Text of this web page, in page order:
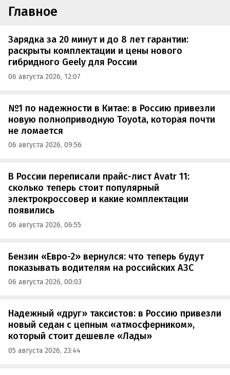
Главное
Зарядка за 20 минут и до 8 лет гарантии:
раскрыты комплектации и цены нового
гибридного Geely для России
06 августа 2026, 12:07
№1 по надежности в Китае: в Россию привезли
новую полноприводную Toyota, которая почти
не ломается
06 августа 2026, 09:56
В России переписали прайс-лист Avatr 11:
сколько теперь стоит популярный
электрокроссовер и какие комплектации
появились
06 августа 2026, 06:55
Бензин «Евро-2» вернулся: что теперь будут
показывать водителям на российских АЗС
06 августа 2026, 00:03
Надежный «друг» таксистов: в Россию привезли
новый седан с цепным «атмосферником»,
который стоит дешевле «Лады»
05 августа 2026, 23:44